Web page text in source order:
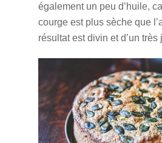
également un peu d’huile,
courge est plus sèche que
résultat est divin et d’un très